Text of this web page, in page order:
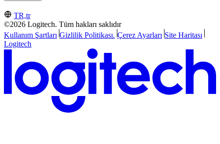
TR,tr
©2026 Logitech. Tüm hakları saklıdır
Kullanım Şartları Gizlilik Politikası. Çerez Ayarları Site Haritası
Logitech